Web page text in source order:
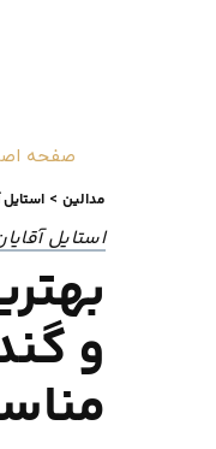
صفحه
مدالین > استایل
استایل
و